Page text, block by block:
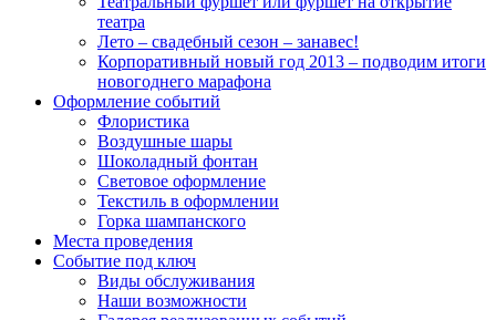
театра
Лето – свадебный сезон – занавес!
Корпоративный новый год 2013 – подводим итоги
новогоднего марафона
Оформление событий
Флористика
Воздушные шары
Шоколадный фонтан
Световое оформление
Текстиль в оформлении
Горка шампанского
Места проведения
Событие под ключ
Виды обслуживания
Наши возможности